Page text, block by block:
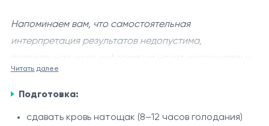
Напоминаем вам, что самостоятельная
интерпретация результатов недопустима,
справочный характер.
лабораторное исследование, применяемое для
первичной оценки состояния системы
Читать далее
Подготовка:
сдавать кровь натощак (8–12 часов голодания)